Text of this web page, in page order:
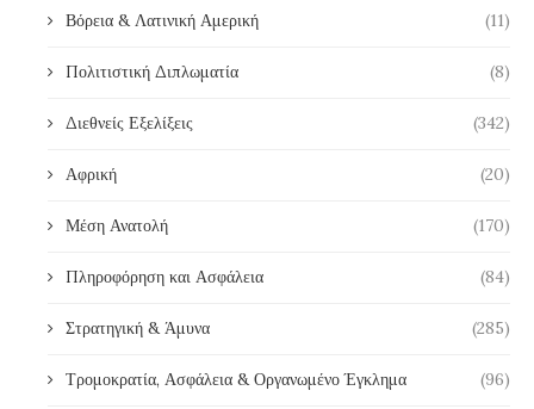
Βόρεια & Λατινική Αμερική (11)
Πολιτιστική Διπλωματία (8)
Διεθνείς Εξελίξεις (342)
Αφρική (20)
Μέση Ανατολή (170)
Πληροφόρηση και Ασφάλεια (84)
Στρατηγική & Άμυνα (285)
Τρομοκρατία, Ασφάλεια & Οργανωμένο Έγκλημα (96)